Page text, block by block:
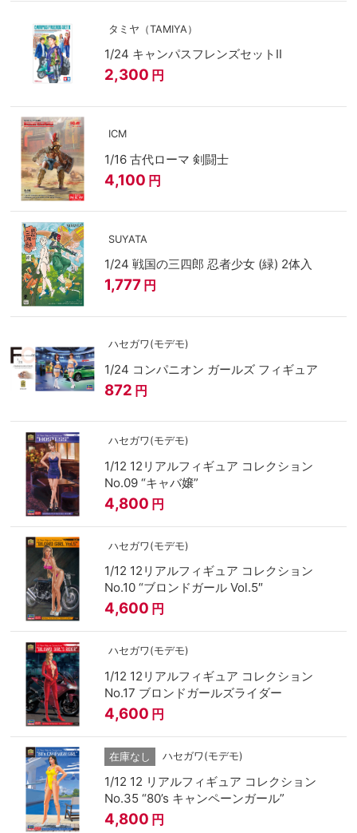
タミヤ（TAMIYA）
1/24 キャンパスフレンズセットII
2,300 円
ICM
1/16 古代ローマ 剣闘士
4,100 円
SUYATA
1/24 戦国の三四郎 忍者少女 (緑) 2体入
1,777 円
ハセガワ(モデモ)
1/24 コンパニオン ガールズ フィギュア
872 円
ハセガワ(モデモ)
1/12 12リアルフィギュア コレクション
No.09 “キャバ嬢”
4,800 円
ハセガワ(モデモ)
1/12 12リアルフィギュア コレクション
No.10 “ブロンドガール Vol.5″
4,600 円
ハセガワ(モデモ)
1/12 12リアルフィギュア コレクション
No.17 ブロンドガールズライダー
4,600 円
在庫なし ハセガワ(モデモ)
1/12 12 リアルフィギュア コレクション
No.35 “80’s キャンペーンガール”
4,800 円